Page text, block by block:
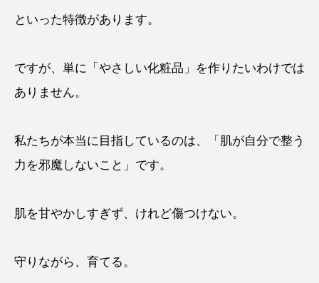
といった特徴があります。
ですが、単に「やさしい化粧品」を作りたいわけでは
ありません。
私たちが本当に目指しているのは、「肌が自分で整う
力を邪魔しないこと」です。
肌を甘やかしすぎず、けれど傷つけない。
守りながら、育てる。